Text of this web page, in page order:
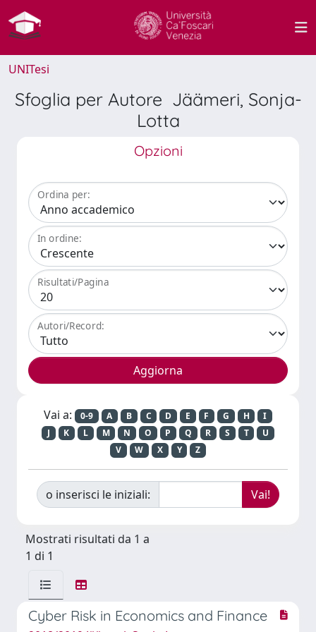
UNITesi
Sfoglia per Autore Jäämeri, Sonja-
Lotta
Opzioni
Ordina per:
In ordine:
Risultati/Pagina
Autori/Record:
Vai a: 0-9 A B C D E F G H
I
J
K L M N O P Q R S T
U
V
W X Y Z
o inserisci le iniziali:
Mostrati risultati da 1 a
1 di 1
Cyber Risk in Economics and Finance